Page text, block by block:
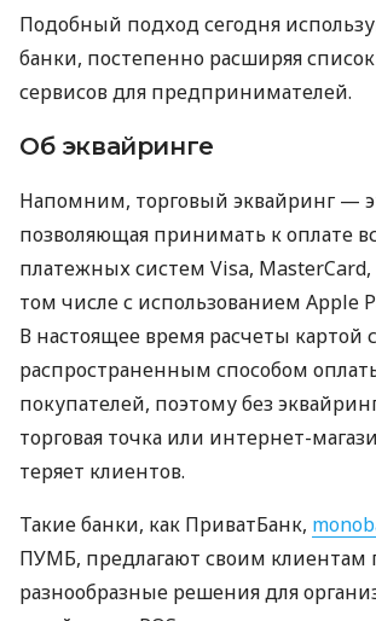
Подобный подход сегодня
банки, постепенно расширяя
сервисов для предпринимателей.
Об эквайринге
Напомним, торговый эквайринг —
позволяющая принимать к оплате
платежных систем Visa, MasterCard,
том числе с использованием Apple
В настоящее время расчеты картой
распространенным способом
покупателей, поэтому без
торговая точка или интернет-
теряет клиентов.
Такие банки, как ПриватБанк,
ПУМБ, предлагают своим клиентам
разнообразные решения для